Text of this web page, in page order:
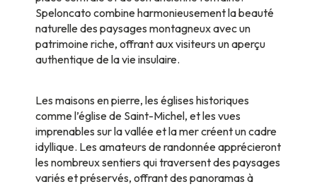
Speloncato combine harmonieusement la beauté
naturelle des paysages montagneux avec un
patrimoine riche, offrant aux visiteurs un aperçu
authentique de la vie insulaire.
Les maisons en pierre, les églises historiques
comme l’église de Saint-Michel, et les vues
imprenables sur la vallée et la mer créent un cadre
idyllique. Les amateurs de randonnée apprécieront
les nombreux sentiers qui traversent des paysages
variés et préservés, offrant des panoramas à